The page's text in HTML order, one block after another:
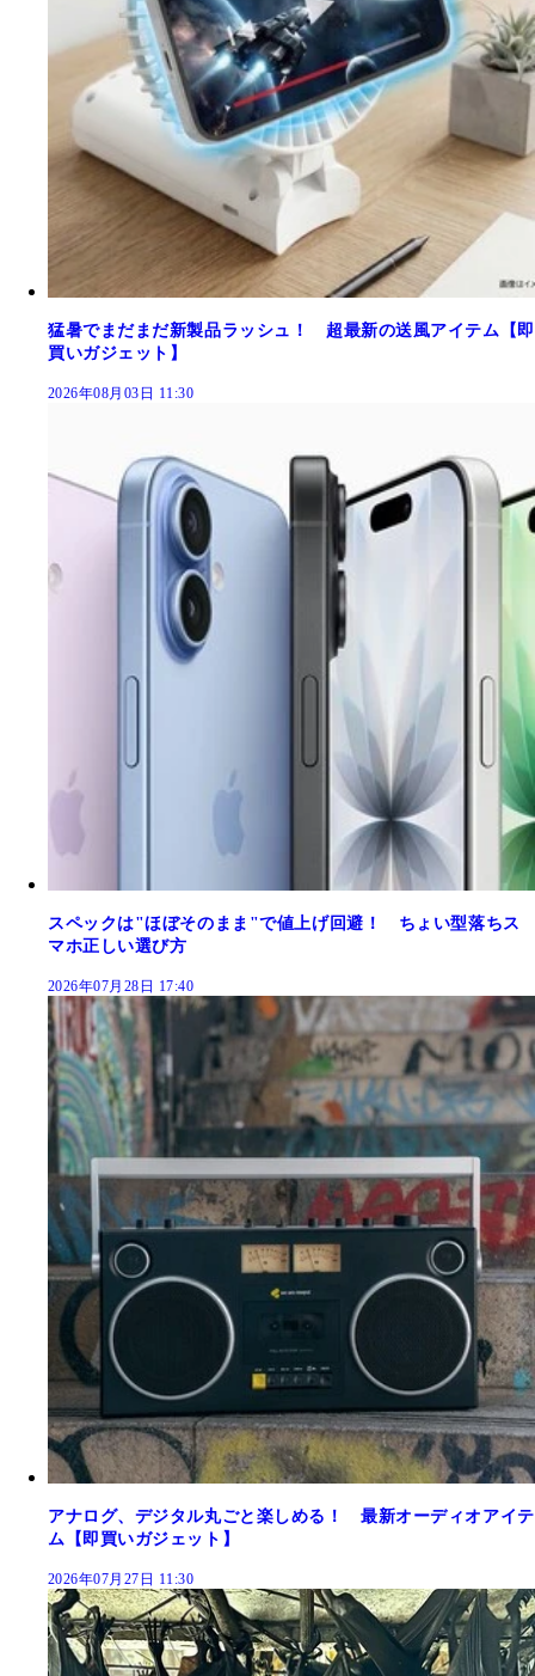
猛暑でまだまだ新製品ラッシュ！ 超最新の送風アイテム【即
買いガジェット】
2026年08月03日 11:30
スペックは"ほぼそのまま"で値上げ回避！ ちょい型落ちス
マホ正しい選び方
2026年07月28日 17:40
アナログ、デジタル丸ごと楽しめる！ 最新オーディオアイテ
ム【即買いガジェット】
2026年07月27日 11:30